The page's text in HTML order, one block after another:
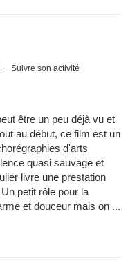
Suivre son activité
être un peu déjà vu et
au début, ce film est un
d'arts
quasi sauvage et
livre une prestation
petit rôle pour la
et douceur mais on ...